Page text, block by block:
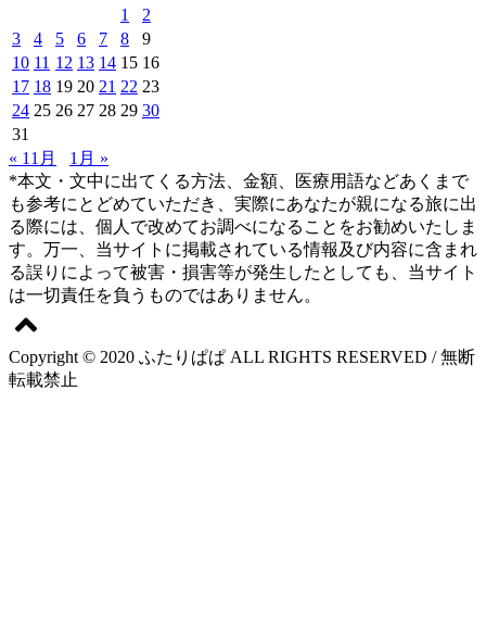
1
2
3
4 5 6 7 8
9
10 11 12 13 14 15 16
17 18 19 20 21 22 23
24 25 26 27 28 29 30
31
« 11月
1月 »
*本文・文中に出てくる方法、金額、医療用語などあくまで
も参考にとどめていただき、実際にあなたが親になる旅に出
る際には、個人で改めてお調べになることをお勧めいたしま
す。万一、当サイトに掲載されている情報及び内容に含まれ
る誤りによって被害・損害等が発生したとしても、当サイト
は一切責任を負うものではありません。
Copyright © 2020 ふたりぱぱ ALL RIGHTS RESERVED / 無断
転載禁止